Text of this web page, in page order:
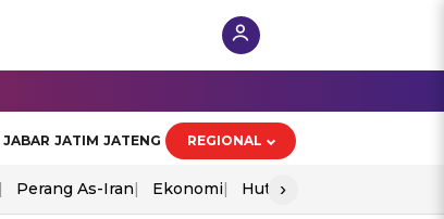
JABAR JATIM JATENG REGIONAL
Perang As-Iran Ekonomi Hut Ri
›